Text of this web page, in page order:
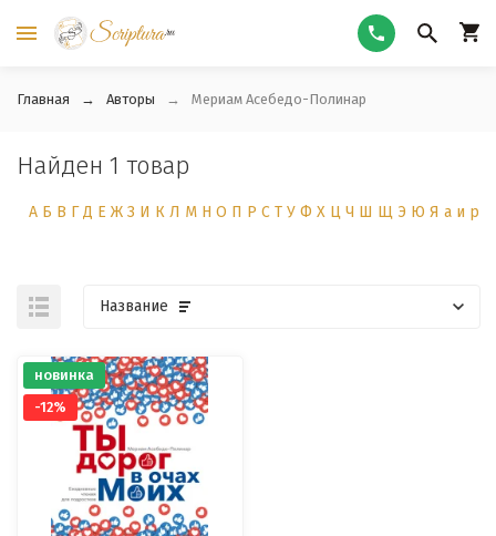
Главная Авторы Мериам Асебедо-Полинар
Найден 1 товар
А Б В Г Д Е Ж З И К Л М Н О П Р С Т У Ф Х Ц Ч Ш Щ Э Ю Я а и р
Название
новинка
-12%